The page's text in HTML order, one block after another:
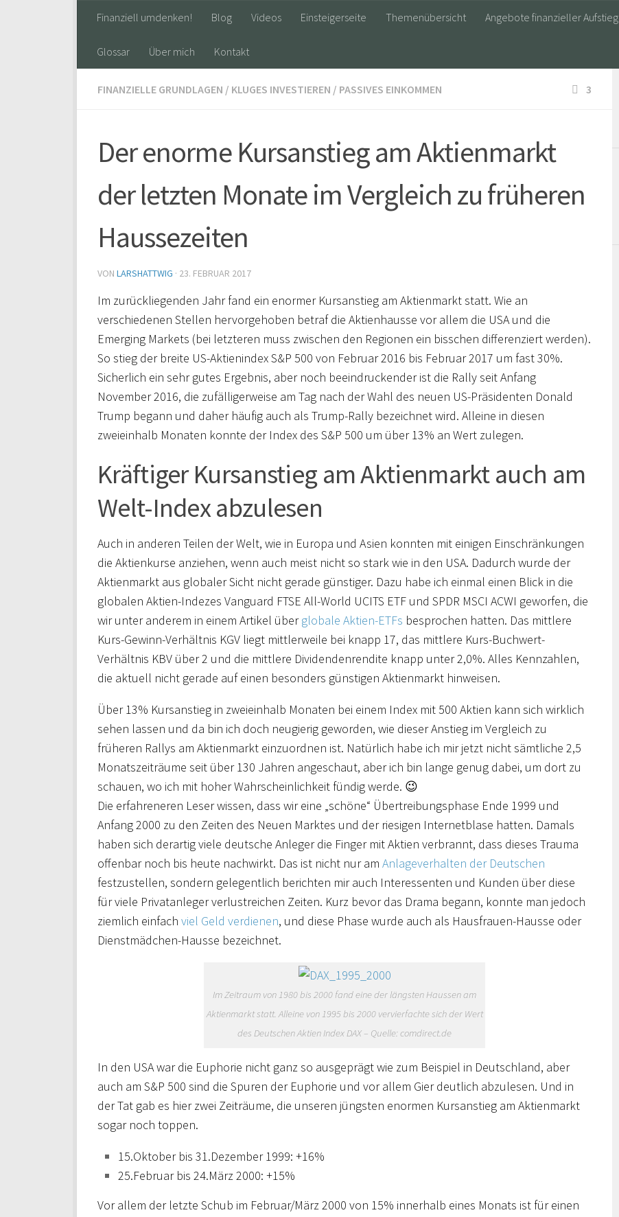
Finanziell umdenken! Blog Videos Einsteigerseite Themenübersicht Angebote finanzieller Aufstieg
Glossar Über mich Kontakt
FINANZIELLE GRUNDLAGEN / KLUGES INVESTIEREN / PASSIVES EINKOMMEN 3
Der enorme Kursanstieg am Aktienmarkt
der letzten Monate im Vergleich zu früheren
Haussezeiten
VON LARSHATTWIG · 23. FEBRUAR 2017
Im zurückliegenden Jahr fand ein enormer Kursanstieg am Aktienmarkt statt. Wie an
verschiedenen Stellen hervorgehoben betraf die Aktienhausse vor allem die USA und die
Emerging Markets (bei letzteren muss zwischen den Regionen ein bisschen differenziert werden).
So stieg der breite US-Aktienindex S&P 500 von Februar 2016 bis Februar 2017 um fast 30%.
Sicherlich ein sehr gutes Ergebnis, aber noch beeindruckender ist die Rally seit Anfang
November 2016, die zufälligerweise am Tag nach der Wahl des neuen US-Präsidenten Donald
Trump begann und daher häufig auch als Trump-Rally bezeichnet wird. Alleine in diesen
zweieinhalb Monaten konnte der Index des S&P 500 um über 13% an Wert zulegen.
Kräftiger Kursanstieg am Aktienmarkt auch am
Welt-Index abzulesen
Auch in anderen Teilen der Welt, wie in Europa und Asien konnten mit einigen Einschränkungen
die Aktienkurse anziehen, wenn auch meist nicht so stark wie in den USA. Dadurch wurde der
Aktienmarkt aus globaler Sicht nicht gerade günstiger. Dazu habe ich einmal einen Blick in die
globalen Aktien-Indezes Vanguard FTSE All-World UCITS ETF und SPDR MSCI ACWI geworfen, die
wir unter anderem in einem Artikel über globale Aktien-ETFs besprochen hatten. Das mittlere
Kurs-Gewinn-Verhältnis KGV liegt mittlerweile bei knapp 17, das mittlere Kurs-Buchwert-
Verhältnis KBV über 2 und die mittlere Dividendenrendite knapp unter 2,0%. Alles Kennzahlen,
die aktuell nicht gerade auf einen besonders günstigen Aktienmarkt hinweisen.
Über 13% Kursanstieg in zweieinhalb Monaten bei einem Index mit 500 Aktien kann sich wirklich
sehen lassen und da bin ich doch neugierig geworden, wie dieser Anstieg im Vergleich zu
früheren Rallys am Aktienmarkt einzuordnen ist. Natürlich habe ich mir jetzt nicht sämtliche 2,5
Monatszeiträume seit über 130 Jahren angeschaut, aber ich bin lange genug dabei, um dort zu
schauen, wo ich mit hoher Wahrscheinlichkeit fündig werde. 😉
Die erfahreneren Leser wissen, dass wir eine „schöne“ Übertreibungsphase Ende 1999 und
Anfang 2000 zu den Zeiten des Neuen Marktes und der riesigen Internetblase hatten. Damals
haben sich derartig viele deutsche Anleger die Finger mit Aktien verbrannt, dass dieses Trauma
offenbar noch bis heute nachwirkt. Das ist nicht nur am Anlageverhalten der Deutschen
festzustellen, sondern gelegentlich berichten mir auch Interessenten und Kunden über diese
für viele Privatanleger verlustreichen Zeiten. Kurz bevor das Drama begann, konnte man jedoch
ziemlich einfach viel Geld verdienen, und diese Phase wurde auch als Hausfrauen-Hausse oder
Dienstmädchen-Hausse bezeichnet.
Im Zeitraum von 1980 bis 2000 fand eine der längsten Haussen am
Aktienmarkt statt. Alleine von 1995 bis 2000 vervierfachte sich der Wert
des Deutschen Aktien Index DAX – Quelle: comdirect.de
In den USA war die Euphorie nicht ganz so ausgeprägt wie zum Beispiel in Deutschland, aber
auch am S&P 500 sind die Spuren der Euphorie und vor allem Gier deutlich abzulesen. Und in
der Tat gab es hier zwei Zeiträume, die unseren jüngsten enormen Kursanstieg am Aktienmarkt
sogar noch toppen.
15.Oktober bis 31.Dezember 1999: +16%
25.Februar bis 24.März 2000: +15%
Vor allem der letzte Schub im Februar/März 2000 von 15% innerhalb eines Monats ist für einen